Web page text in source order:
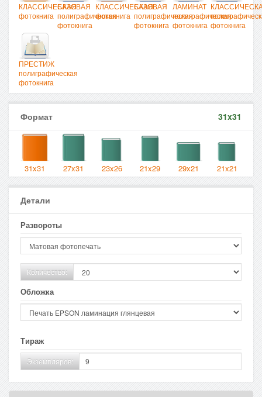
КЛАССИЧЕСКАЯ
фотокнига
БАЗОВАЯ
полиграфическая
фотокнига
КЛАССИЧЕСКАЯ
фотокнига
БАЗОВАЯ
полиграфическая
фотокнига
ЛАМИНАТ
полиграфическая
фотокнига фотокнига
ПРЕСТИЖ
полиграфическая
фотокнига
Формат 31x31
31x31 27x31 23x26 21x29 29x21 21x21
Детали
Развороты
Количество:
Обложка
Тираж
Экземпляров: